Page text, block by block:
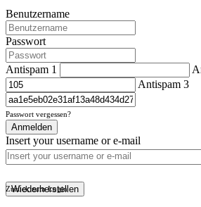
Benutzername
Passwort
Antispam 1
Antispam 3
Passwort vergessen?
Anmelden
Insert your username or e-mail
Zurück zum Login
Wiederherstellen